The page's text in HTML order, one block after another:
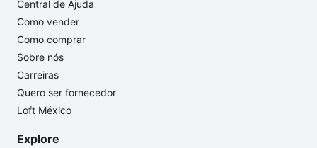
Central de Ajuda
Como vender
Como comprar
Sobre nós
Carreiras
Quero ser fornecedor
Loft México
Explore